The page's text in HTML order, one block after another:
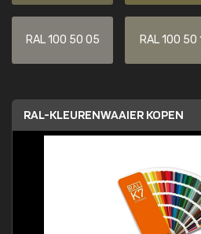
RAL 100 50 05 RAL 100 50
RAL-KLEURENWAAIER KOPEN